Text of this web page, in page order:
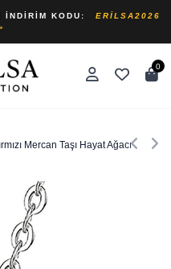
İNDIRIM KODU:
ERILSA2026
0
Mercan Taşı Hayat Ağacı Kolye